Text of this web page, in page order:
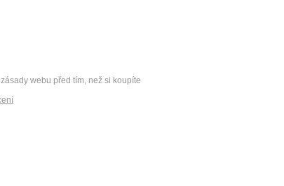
webu před tím, než si koupíte